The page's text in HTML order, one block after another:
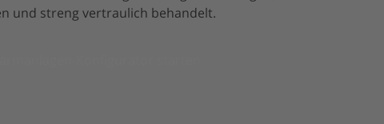
und streng vertraulich behandelt.